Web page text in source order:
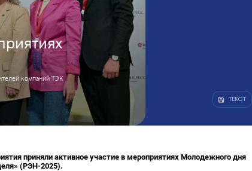
компаний ТЭК
ТЕКСТ
приняли активное участие в мероприятиях Молодежного дня
(РЭН-2025).